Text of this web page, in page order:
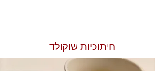
חיתוכיות שוקולד